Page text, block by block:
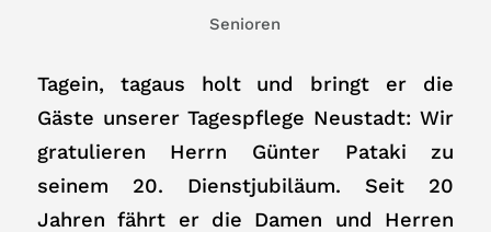
Senioren
Tagein, tagaus holt und bringt er die
Gäste unserer Tagespflege Neustadt: Wir
gratulieren Herrn Günter Pataki zu
seinem 20. Dienstjubiläum. Seit 20
Jahren fährt er die Damen und Herren